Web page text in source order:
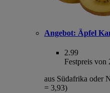
Angebot: Äpfel
2.99
Festpreis von
aus Südafrika oder
= 3,93)